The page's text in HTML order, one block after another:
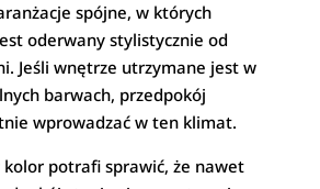
spójne, w których
oderwany stylistycznie od
Jeśli wnętrze utrzymane jest w
barwach, przedpokój
wprowadzać w ten klimat.
kolor potrafi sprawić, że nawet